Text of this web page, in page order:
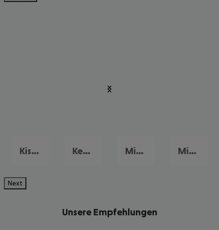
Kissimmee Key West Miami Beach Miami
Next
Unsere Empfehlungen